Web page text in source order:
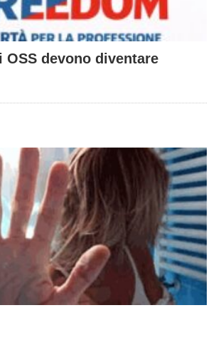
OSS devono diventare